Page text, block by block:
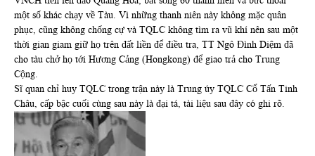
một số khác chạy về Tàu. Vì những thanh niên này không mặc quân
phục, cũng không chống cự và TQLC không tìm ra vũ khí nên sau một
thời gian giam giữ họ trên đất liền để điều tra, TT Ngô Đình Diệm đã
cho tàu chở họ tới Hương Cảng (Hongkong) để giao trả cho Trung
Cộng.
Sĩ quan chỉ huy TQLC trong trận này là Trung úy TQLC Cổ Tấn Tinh
Châu, cấp bậc cuối cùng sau này là đại tá, tài liệu sau đây có ghi rõ.